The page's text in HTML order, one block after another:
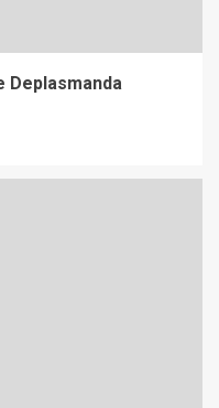
Deplasmanda